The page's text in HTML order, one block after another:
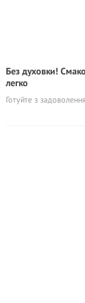
Без духовки!
легко
Готуйте з